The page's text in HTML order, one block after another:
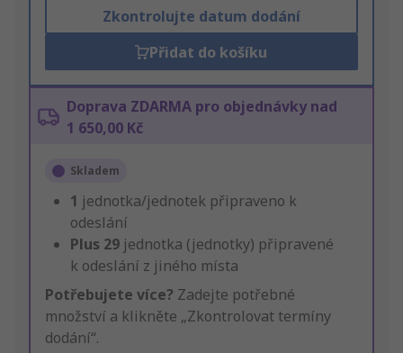
Zkontrolujte datum dodání
Přidat do košíku
Doprava ZDARMA pro objednávky nad
1 650,00 Kč
Skladem
1 jednotka/jednotek připraveno k
odeslání
Plus 29 jednotka (jednotky) připravené
k odeslání z jiného místa
Potřebujete více? Zadejte potřebné
množství a klikněte „Zkontrolovat termíny
dodání“.